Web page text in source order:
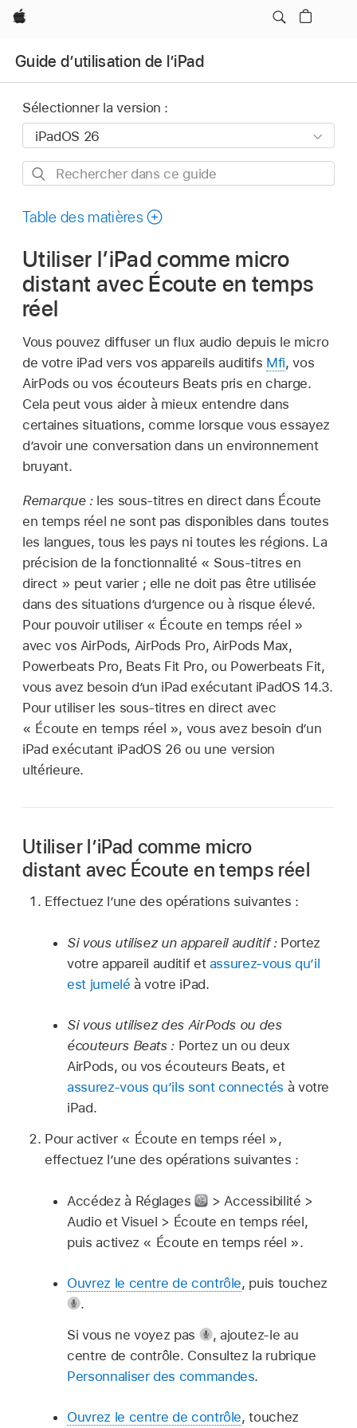
Apple
Guide d’utilisation de l’iPad
Sélectionner la version :
Rechercher
ce
Table des matières
Utiliser l’iPad comme micro
distant avec Écoute en temps
réel
Vous pouvez diffuser un flux audio depuis le micro
de votre iPad vers vos appareils auditifs Mfi, vos
AirPods ou vos écouteurs Beats pris en charge.
Cela peut vous aider à mieux entendre dans
certaines situations, comme lorsque vous essayez
d’avoir une conversation dans un environnement
bruyant.
Remarque : les sous-titres en direct dans Écoute
en temps réel ne sont pas disponibles dans toutes
les langues, tous les pays ni toutes les régions. La
précision de la fonctionnalité « Sous-titres en
direct » peut varier ; elle ne doit pas être utilisée
dans des situations d’urgence ou à risque élevé.
Pour pouvoir utiliser « Écoute en temps réel »
avec vos AirPods, AirPods Pro, AirPods Max,
Powerbeats Pro, Beats Fit Pro, ou Powerbeats Fit,
vous avez besoin d’un iPad exécutant iPadOS 14.3.
Pour utiliser les sous-titres en direct avec
« Écoute en temps réel », vous avez besoin d’un
iPad exécutant iPadOS 26 ou une version
ultérieure.
Utiliser l’iPad comme micro
distant avec Écoute en temps réel
Effectuez l’une des opérations suivantes :
Si vous utilisez un appareil auditif :Portez
votre appareil auditif et assurez-vous qu’il
est jumelé à votre iPad.
Si vous utilisez des AirPods ou des
écouteurs Beats : Portez un ou deux
AirPods, ou vos écouteurs Beats, et
assurez-vous qu’ils sont connectés à votre
iPad.
Pour activer « Écoute en temps réel »,
effectuez l’une des opérations suivantes :
Accédez à Réglages
> Accessibilité >
Audio et Visuel > Écoute en temps réel,
puis activez « Écoute en temps réel ».
Ouvrez le centre de contrôle, puis touchez
.
Si vous ne voyez pas
, ajoutez-le au
centre de contrôle. Consultez la rubrique
Personnaliser des commandes.
Ouvrez le centre de contrôle, touchez